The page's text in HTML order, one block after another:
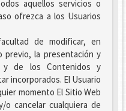
aquellos servicios o
ofrezca a los Usuarios
de modificar, en
previo, la presentación y
y de los Contenidos y
incorporados. El Usuario
momento El Sitio Web
o cancelar cualquiera de